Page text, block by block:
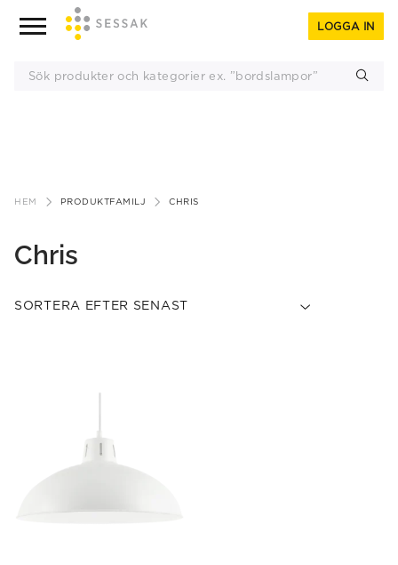
LOGGA IN
HEM PRODUKTFAMILJ CHRIS
Chris